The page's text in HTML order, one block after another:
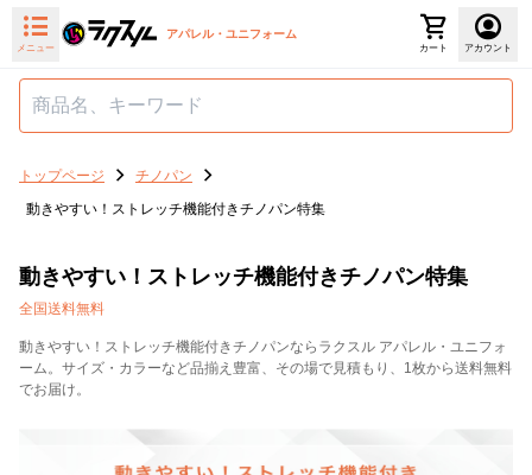
メニュー
アパレル・ユニフォーム
カート アカウント
トップページ
チノパン
動きやすい！ストレッチ機能付きチノパン特集
動きやすい！ストレッチ機能付きチノパン特集
全国送料無料
動きやすい！ストレッチ機能付きチノパンならラクスル アパレル・ユニフォ
ーム。サイズ・カラーなど品揃え豊富、その場で見積もり、1枚から送料無料
でお届け。